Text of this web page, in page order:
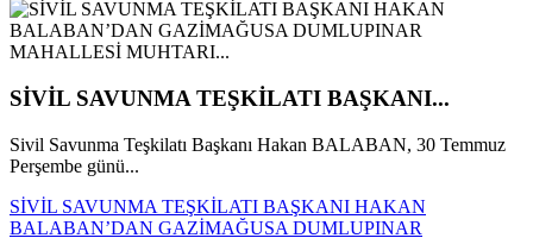
SİVİL SAVUNMA TEŞKİLATI BAŞKANI...
Sivil Savunma Teşkilatı Başkanı Hakan BALABAN, 30 Temmuz
Perşembe günü...
SİVİL SAVUNMA TEŞKİLATI BAŞKANI HAKAN
BALABAN’DAN GAZİMAĞUSA DUMLUPINAR